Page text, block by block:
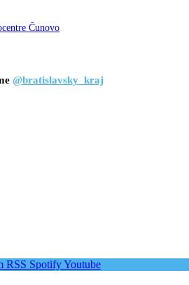
Čunovo
@bratislavsky_kraj
RSS SpotifyYoutube